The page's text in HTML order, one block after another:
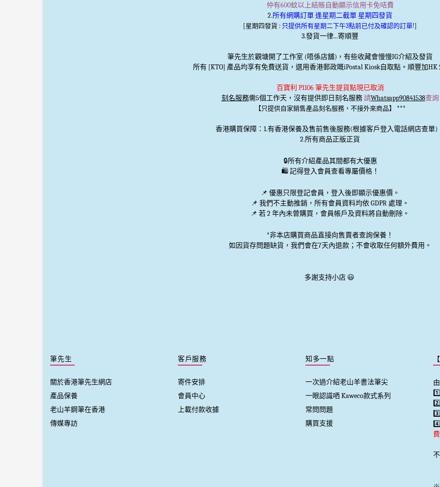
仲有600蚊以上結賬自動顯示信用卡免咭費
2.所有網購訂單 逢星期二截單 星期四發貨
[星期四發貨 : 只提供所有星期二下午3點前已付及確認的訂單!]
3.發貨一律...寄順豐
筆先生於觀塘開了工作室 (唔係店舖)，有些收藏會慢慢IG介紹及發貨
所有 [KTO] 產品均享有免費送貨，選用香港郵政嘅iPostal Kiosk自取點。順豐加HK
百寶利 P1106 筆先生提貨點現已取消
刻名服務需5個工作天，沒有提供即日刻名服務請Whatsapp90841538查詢
【只提供自家銷售產品刻名服務，不接外來商品】 ***
香港購買保障：1.有香港保養及售前售後服務(根據客戶登入電話網店查單)
2.所有商品正版正貨
🔒所有介紹產品其間都有大優惠
🛍️ 記得登入會員查看專屬價格！
📌 優惠只限登記會員 ，登入後即顯示優惠價。
📌 我們不主動推銷 ，所有會員資料均依 GDPR 處理。
📌 若 2 年內未曾購買，會員帳戶及資料將自動刪除。
*非本店購買商品直接向售賣者查詢保養！
如因貨存問題缺貨，我們會在7天內退款；不會收取任何額外費用。
多謝支持小店 😃
筆先生
關於香港筆先生網店
產品保養
老山羊鋼筆在香港
傳媒專訪
客戶服務
寄件安排
會員中心
上載付款收據
知多一點
一次過介紹老山羊書法筆尖
一眼認識哂 Kaweco款式系列
常問問題
購買支援